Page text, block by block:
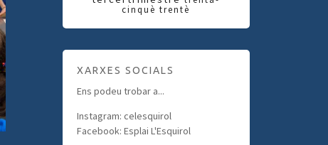
cinquè trentè
XARXES SOCIALS
Ens podeu trobar a...
Instagram: celesquirol
Facebook: Esplai L'Esquirol